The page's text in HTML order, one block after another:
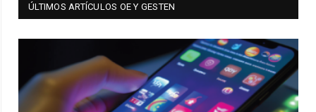
ÚLTIMOS ARTÍCULOS OE Y GESTEN